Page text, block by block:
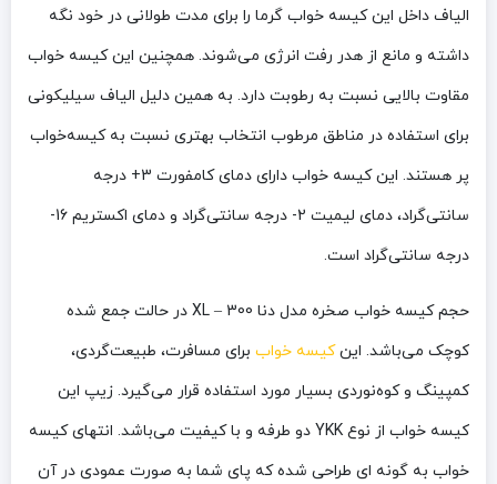
الیاف داخل این کیسه خواب گرما را برای مدت طولانی در خود نگه
داشته و مانع از هدر رفت انرژی می‌شوند. همچنین این کیسه خواب
مقاوت بالایی نسبت به رطوبت دارد. به همین دلیل الیاف سیلیکونی
برای استفاده در مناطق مرطوب انتخاب بهتری نسبت به کیسه‌خواب
پر هستند. این کیسه خواب دارای دمای کامفورت 3+ درجه
سانتی‌گراد، دمای لیمیت 2- درجه سانتی‌گراد و دمای اکستریم 16-
درجه سانتی‌گراد است.
حجم کیسه خواب صخره مدل دنا 300 – XL در حالت جمع شده
کوچک می‌باشد. اینکیسه خواب برای مسافرت، طبیعت‌گردی،
کمپینگ و کوه‌نوردی بسیار مورد استفاده قرار می‌گیرد. زیپ این
کیسه خواب از نوع YKK دو طرفه و با کیفیت می‌باشد. انتهای کیسه
خواب به گونه ای طراحی شده که پای شما به صورت عمودی در آن